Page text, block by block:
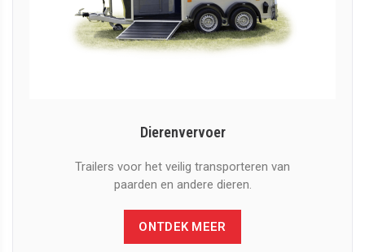
Dierenvervoer
Trailers voor het veilig transporteren van
paarden en andere dieren.
ONTDEK MEER